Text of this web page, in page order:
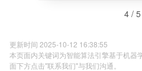
4 / 5
更新时间 2025-10-12 16:38:55
本页面内关键词为智能算法引擎基于机器
面下方点击"联系我们"与我们沟通。